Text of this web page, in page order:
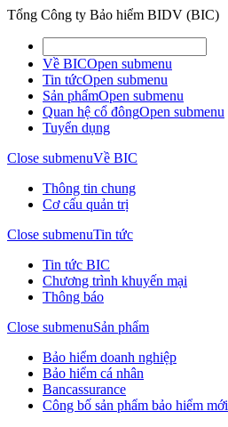
Tổng Công ty Bảo hiểm BIDV (BIC)
Về BICOpen submenu
Tin tứcOpen submenu
Sản phẩmOpen submenu
Quan hệ cổ đôngOpen submenu
Tuyển dụng
Close submenuVề BIC
Thông tin chung
Cơ cấu quản trị
Close submenuTin tức
Tin tức BIC
Chương trình khuyến mại
Thông báo
Close submenuSản phẩm
Bảo hiểm doanh nghiệp
Bảo hiểm cá nhân
Bancassurance
Công bố sản phẩm bảo hiểm mới